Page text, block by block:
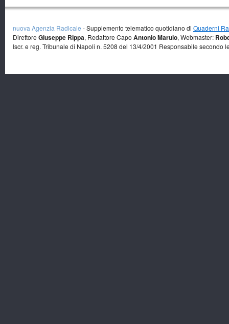
nuova Agenzia Radicale - Supplemento telematico quotidiano di Quaderni
Direttore Giuseppe Rippa, Redattore Capo Antonio Marulo, Webmaster:
Iscr. e reg. Tribunale di Napoli n. 5208 del 13/4/2001 Responsabile secondo